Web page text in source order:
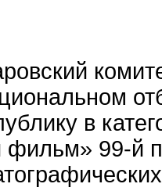
в
фильм» 99-й